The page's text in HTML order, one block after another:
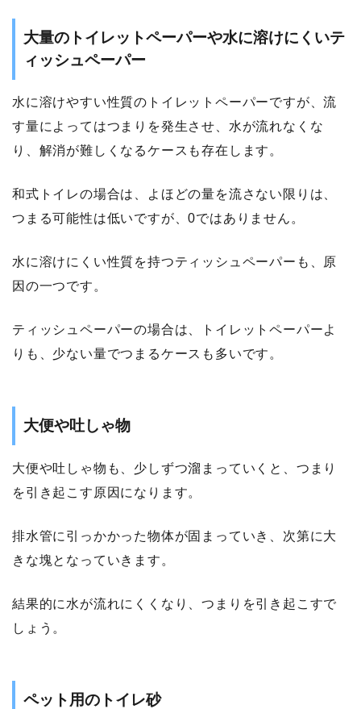
大量のトイレットペーパーや水に溶けにくいテ
ィッシュペーパー
水に溶けやすい性質のトイレットペーパーですが、流
す量によってはつまりを発生させ、水が流れなくな
り、解消が難しくなるケースも存在します。
和式トイレの場合は、よほどの量を流さない限りは、
つまる可能性は低いですが、0ではありません。
水に溶けにくい性質を持つティッシュペーパーも、原
因の一つです。
ティッシュペーパーの場合は、トイレットペーパーよ
りも、少ない量でつまるケースも多いです。
大便や吐しゃ物
大便や吐しゃ物も、少しずつ溜まっていくと、つまり
を引き起こす原因になります。
排水管に引っかかった物体が固まっていき、次第に大
きな塊となっていきます。
結果的に水が流れにくくなり、つまりを引き起こすで
しょう。
ペット用のトイレ砂